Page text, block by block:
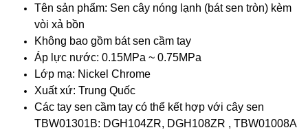
Tên sản phẩm: Sen cây nóng lạnh (bát sen tròn) kèm
vòi xả bồn
Không bao gồm bát sen cầm tay
Áp lực nước: 0.15MPa ~ 0.75MPa
Lớp mạ: Nickel Chrome
Xuất xứ: Trung Quốc
Các tay sen cầm tay có thể kết hợp với cây sen
TBW01301B: DGH104ZR, DGH108ZR , TBW01008A